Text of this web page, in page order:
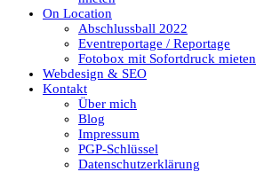
On Location
Abschlussball 2022
Eventreportage / Reportage
Fotobox mit Sofortdruck mieten
Webdesign & SEO
Kontakt
Über mich
Blog
Impressum
PGP-Schlüssel
Datenschutzerklärung